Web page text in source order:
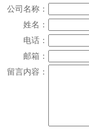
公司名称：
姓名：
电话：
邮箱：
留言内容：